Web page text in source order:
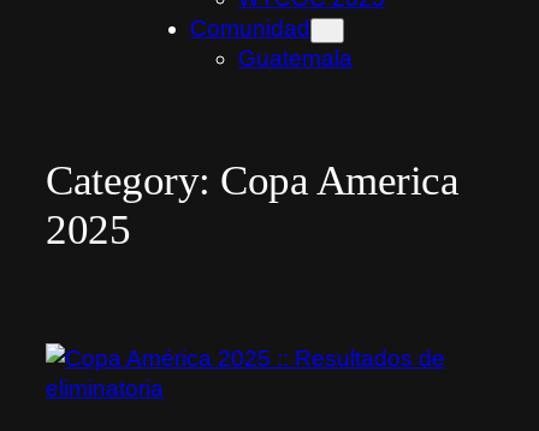
Comunidad
Guatemala
Category: Copa America
2025